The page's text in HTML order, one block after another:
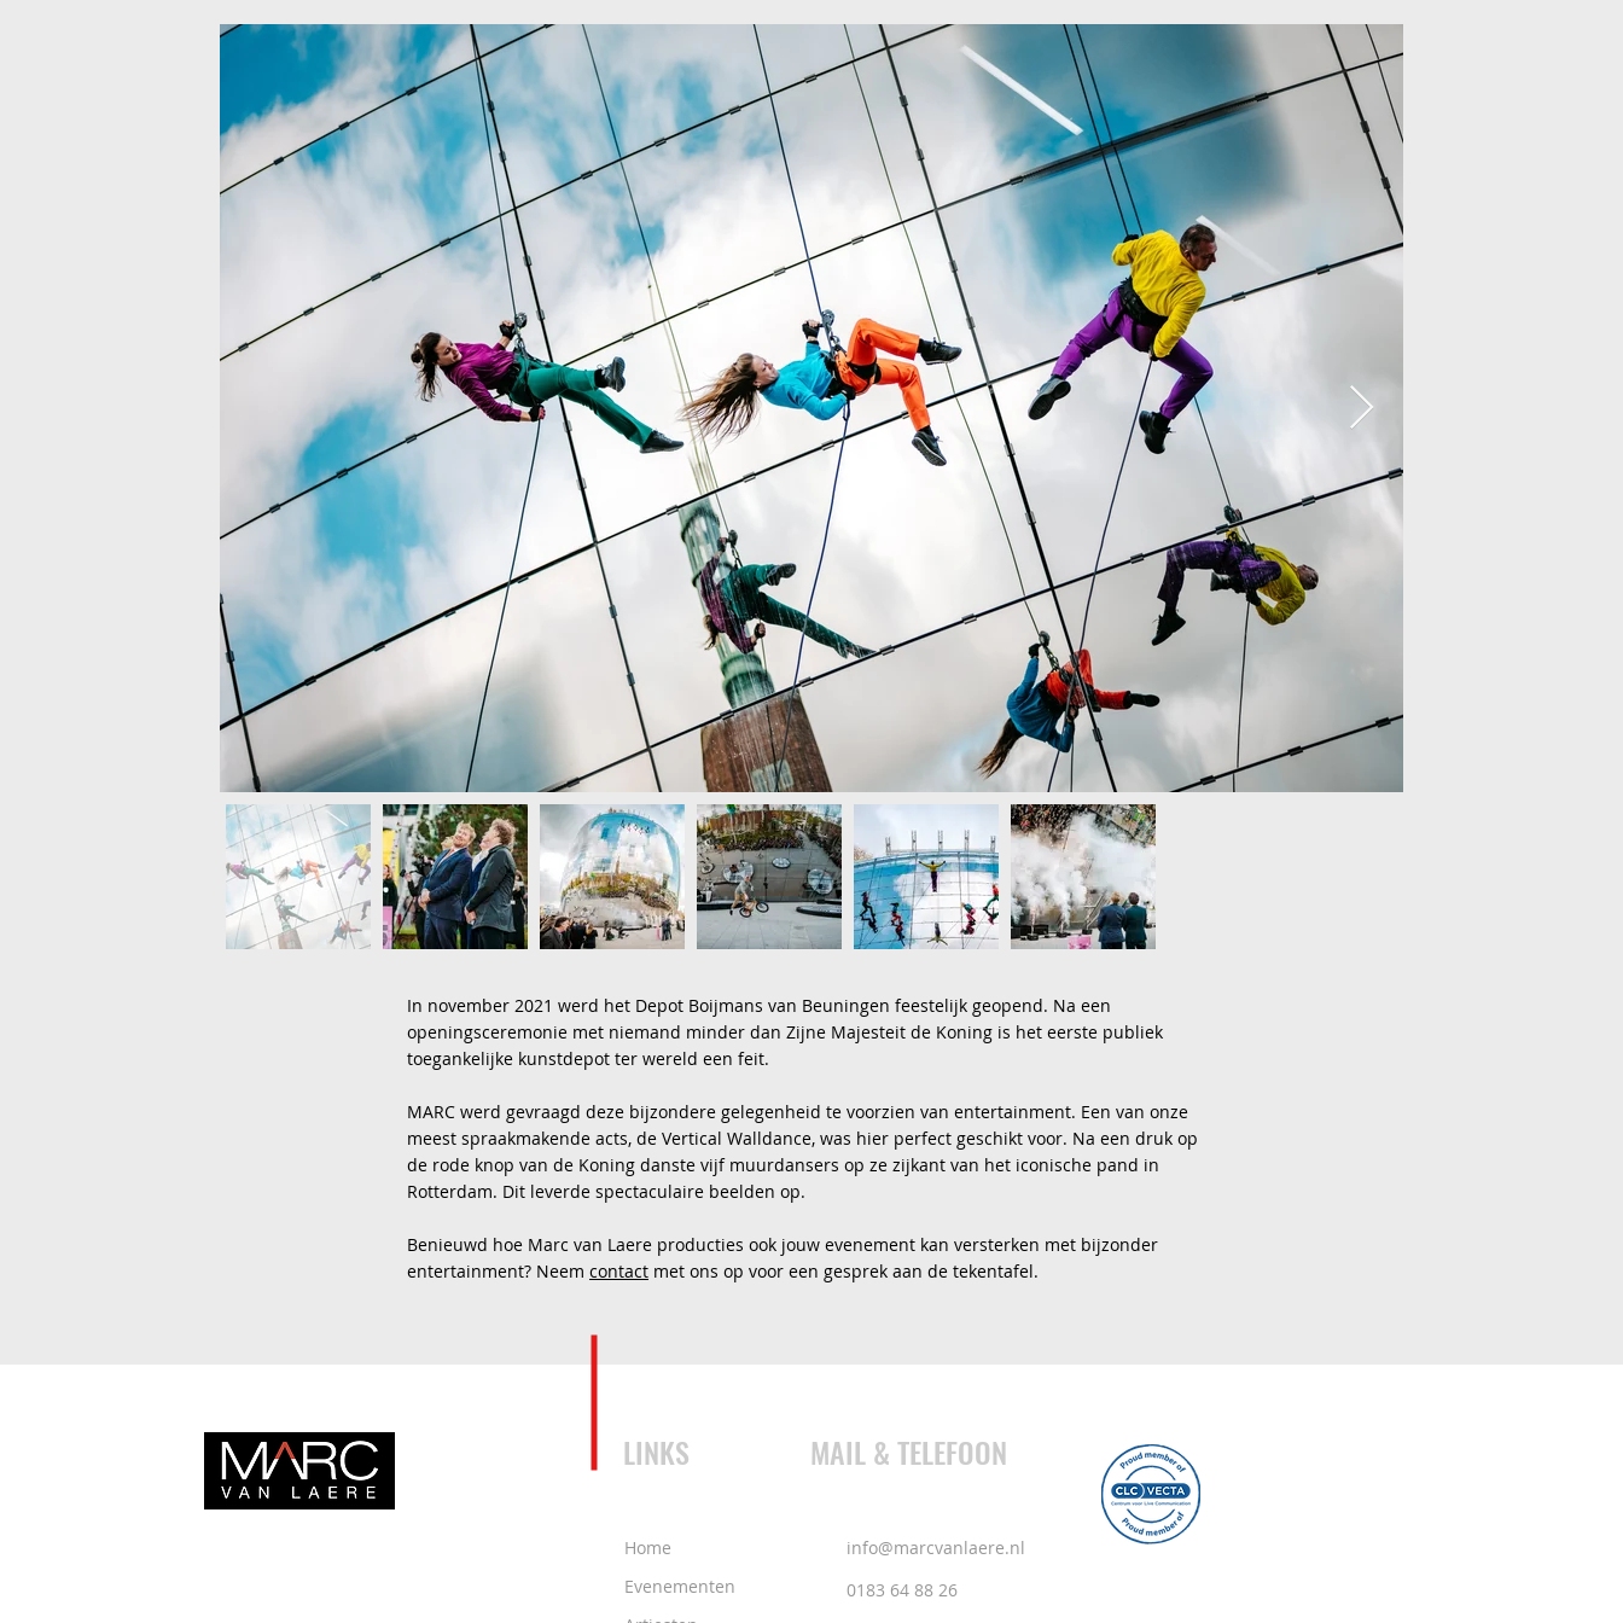
In november 2021 werd het Depot Boijmans van Beuningen feestelijk geopend. Na een
openingsceremonie met niemand minder dan Zijne Majesteit de Koning is het eerste publiek
toegankelijke kunstdepot ter wereld een feit.
MARC werd gevraagd deze bijzondere gelegenheid te voorzien van entertainment. Een van onze
meest spraakmakende acts, de Vertical Walldance, was hier perfect geschikt voor. Na een druk op
de rode knop van de Koning danste vijf muurdansers op ze zijkant van het iconische pand in
Rotterdam. Dit leverde spectaculaire beelden op.
Benieuwd hoe Marc van Laere producties ook jouw evenement kan versterken met bijzonder
entertainment? Neem contact met ons op voor een gesprek aan de tekentafel.
LINKS MAIL & TELEFOON
Home
Evenementen
info@marcvanlaere.nl
0183 64 88 26